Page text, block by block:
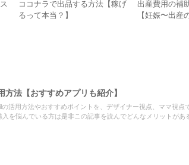
ココナラで出品する方法【稼げ
るって本当？】
出産費用の補
【妊娠〜出産
法【おすすめアプリも紹介】
の活用方法やおすすめポイントを、デザイナー視点、ママ視点
を悩んでいる方は是非この記事を読んでどんなメリットがあ